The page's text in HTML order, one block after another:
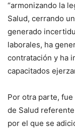
“armonizando la
Salud, cerrando
generado
laborales, ha
contratación y ha
capacitados
Por otra parte,
de Salud
por el que se